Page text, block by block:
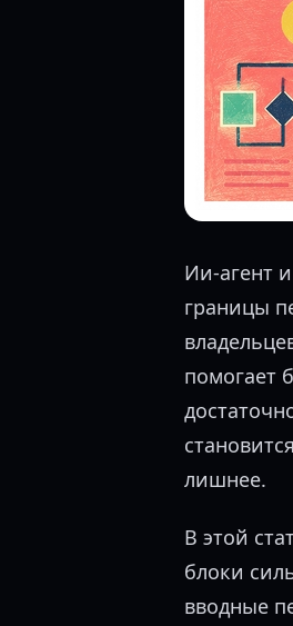
Ии-агент
границы
помогает
лишнее.
В этой
блоки
вводные